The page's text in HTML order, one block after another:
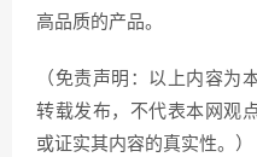
高品质的产品。
（免责声明：以上内容为
转载发布，不代表本网观
或证实其内容的真实性。）